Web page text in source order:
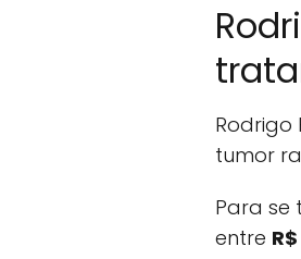
tumor
Para se
entre